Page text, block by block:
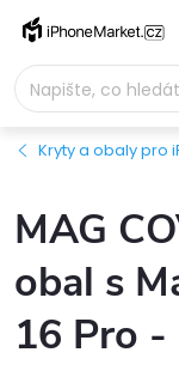
Přejít
obsah
Kryty a obaly pro
MAG
obal s
16 Pro -